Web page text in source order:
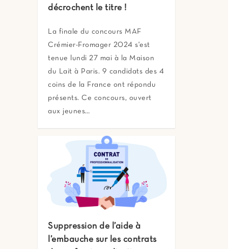
décrochent le titre !
La finale du concours MAF
Crémier-Fromager 2024 s'est
tenue lundi 27 mai à la Maison
du Lait à Paris. 9 candidats des 4
coins de la France ont répondu
présents. Ce concours, ouvert
aux jeunes…
Suppression de l’aide à
l’embauche sur les contrats